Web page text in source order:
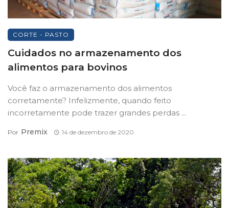
CORTE - PASTO
Cuidados no armazenamento dos
alimentos para bovinos
Você faz o armazenamento dos alimentos
corretamente? Infelizmente, quando feito
incorretamente pode trazer grandes perdas ...
Por Premix 14 de dezembro de 2020